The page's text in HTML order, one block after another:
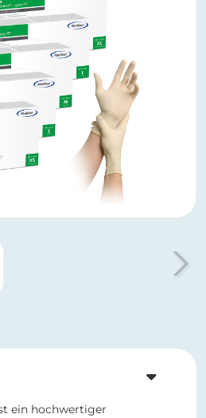
ein hochwertiger